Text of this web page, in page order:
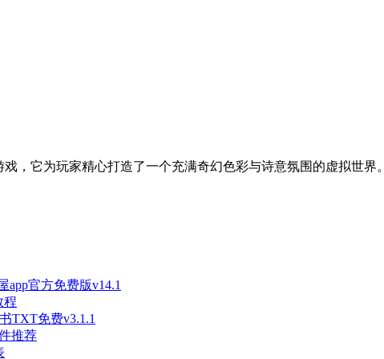
，它为玩家精心打造了一个充满奇幻色彩与诗意氛围的虚拟世界。
官方免费版v14.1
程
TXT免费v3.1.1
推荐